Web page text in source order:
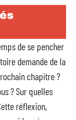
de se pencher
demande de la
chapitre ?
? Sur quelles
réflexion,